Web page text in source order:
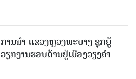
ການນຳ ແຂວງຫຼວງພະບາງ ຊຸກຍູ້
ວຽກງານຮອບດ້ານຢູ່ເມືອງວຽງຄໍາ